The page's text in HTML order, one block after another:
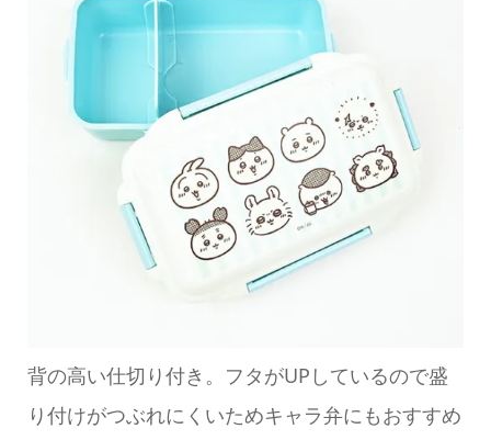
背の高い仕切り付き。フタがUPしているので盛
り付けがつぶれにくいためキャラ弁にもおすすめ